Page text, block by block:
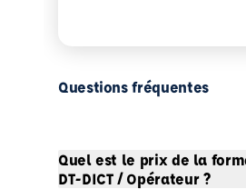
Questions fréquentes
Quel est le prix de la
DT-DICT / Opérateur ?